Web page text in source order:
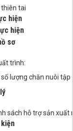
thiên tai
hiện
hiện
sơ
trình:
số lượng chăn nuôi
sách hỗ trợ sản